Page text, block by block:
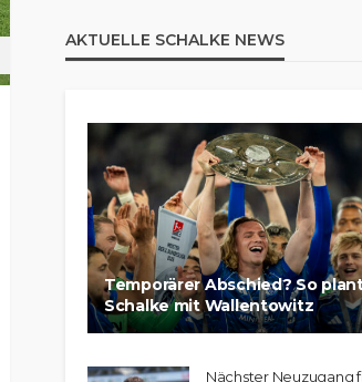
AKTUELLE SCHALKE NEWS
Temporärer Abschied? So
Schalke mit Wallentowitz
Nächster Neuzugang